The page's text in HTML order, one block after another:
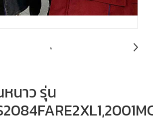
หนาว รุ่น